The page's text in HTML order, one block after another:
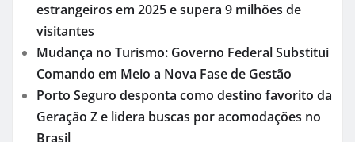
estrangeiros em 2025 e supera 9 milhões de
visitantes
Mudança no Turismo: Governo Federal Substitui
Comando em Meio a Nova Fase de Gestão
Porto Seguro desponta como destino favorito da
Geração Z e lidera buscas por acomodações no
Brasil